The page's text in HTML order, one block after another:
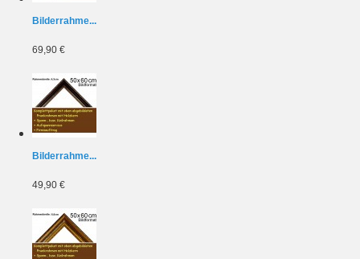
Bilderrahme...
69,90 €
Bilderrahme...
49,90 €